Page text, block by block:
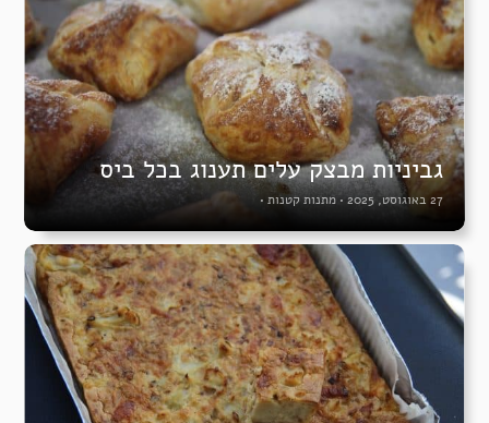
גביניות מבצק עלים תענוג בכל ביס
27 באוגוסט, 2025 •מתנות קטנות •